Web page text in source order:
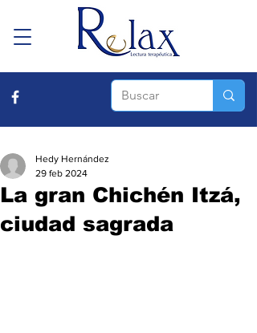
La gran Chichén Itzá,
ciudad sagrada
Hedy Hernández
29 feb 2024